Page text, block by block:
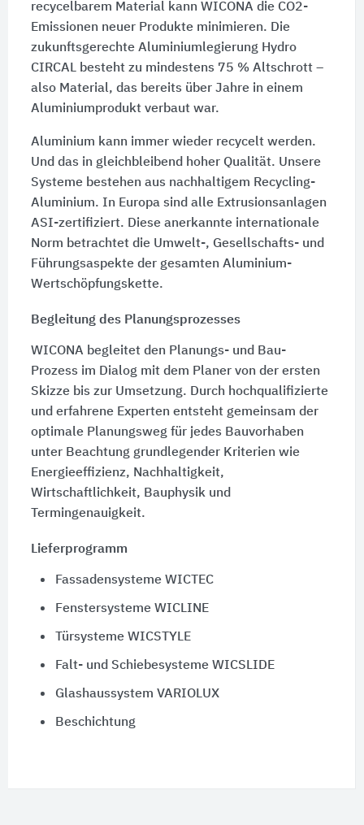
recycelbarem Material kann WICONA die CO2-
Emissionen neuer Produkte minimieren. Die
zukunftsgerechte Aluminiumlegierung Hydro
CIRCAL besteht zu mindestens 75 % Altschrott –
also Material, das bereits über Jahre in einem
Aluminiumprodukt verbaut war.
Aluminium kann immer wieder recycelt werden.
Und das in gleichbleibend hoher Qualität. Unsere
Systeme bestehen aus nachhaltigem Recycling-
Aluminium. In Europa sind alle Extrusionsanlagen
ASI-zertifiziert. Diese anerkannte internationale
Norm betrachtet die Umwelt-, Gesellschafts- und
Führungsaspekte der gesamten Aluminium-
Wertschöpfungskette.
Begleitung des Planungsprozesses
WICONA begleitet den Planungs- und Bau-
Prozess im Dialog mit dem Planer von der ersten
Skizze bis zur Umsetzung. Durch hochqualifizierte
und erfahrene Experten entsteht gemeinsam der
optimale Planungsweg für jedes Bauvorhaben
unter Beachtung grundlegender Kriterien wie
Energieeffizienz, Nachhaltigkeit,
Wirtschaftlichkeit, Bauphysik und
Termingenauigkeit.
Lieferprogramm
Fassadensysteme WICTEC
Fenstersysteme WICLINE
Türsysteme WICSTYLE
Falt- und Schiebesysteme WICSLIDE
Glashaussystem VARIOLUX
Beschichtung